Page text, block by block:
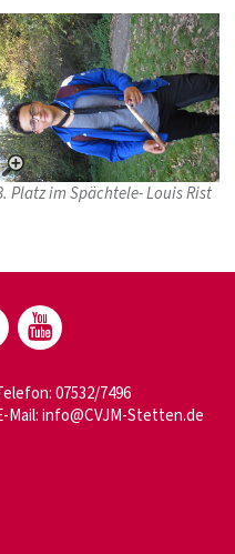
Platz im Spächtele- Louis Rist
07532/7496
Mail:info@CVJM-Stetten.de